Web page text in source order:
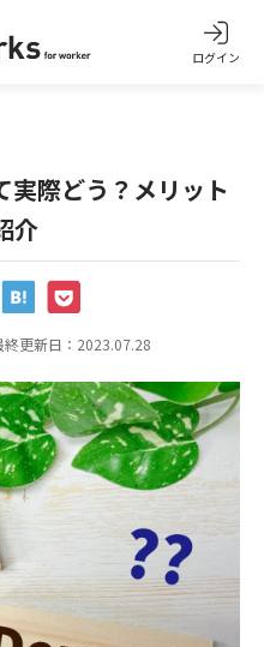
ログイン
実際どう？メリット
介
終更新日：2023.07.28